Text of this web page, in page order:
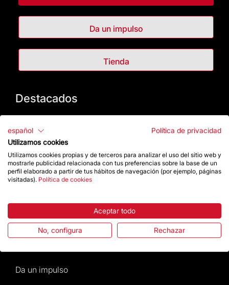
Da un impulso
Tienda
Destacados
Preguntas frecuentes
Atención al Visitante
Noticias y Actualidad
Da un impulso
español
Política de privacidad
Utilizamos cookies
Utilizamos cookies propias y de terceros para analizar el uso del sitio web y
mostrarle publicidad relacionada con tus preferencias sobre la base de un
perfil elaborado a partir de tus hábitos de navegación (por ejemplo, páginas
visitadas). Política de cookies
Aceptar todo
No, configura Rechazar